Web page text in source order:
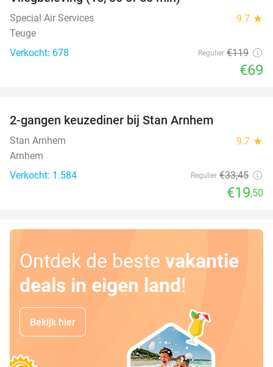
Special Air Services 9.7 star
Teuge
Verkocht: 678
Regulier €119
€69
2-gangen keuzediner bij Stan Arnhem
Stan Arnhem 9.7 star
Arnhem
Verkocht: 1.584
Regulier €33,45
€19,50
Ontdek de beste vakantie
deals in eigen land!
Bekijk hier